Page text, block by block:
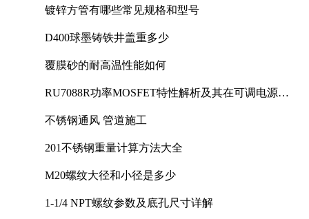
镀锌方管有哪些常见规格和型号
D400球墨铸铁井盖重多少
覆膜砂的耐高温性能如何
RU7088R功率MOSFET特性解析及其在可调电源设
不锈钢通风 管道施工
201不锈钢重量计算方法大全
M20螺纹大径和小径是多少
1-1/4 NPT螺纹参数及底孔尺寸详解